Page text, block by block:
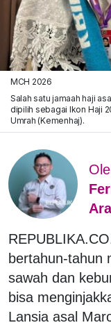
MCH 2026
Salah satu jamaah haji
dipilih sebagai Ikon Haji
Umrah (Kemenhaj).
bertahun-tahun
sawah dan
bisa
Lansia asal